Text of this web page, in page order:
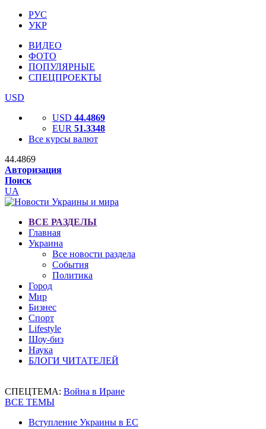
РУС
УКР
ВИДЕО
ФОТО
ПОПУЛЯРНЫЕ
СПЕЦПРОЕКТЫ
USD
USD 44.4869
EUR 51.3348
Все курсы валют
44.4869
Авторизация
Поиск
UA
ВСЕ РАЗДЕЛЫ
Главная
Украина
Все новости раздела
События
Политика
Город
Мир
Бизнес
Спорт
Lifestyle
Шоу-биз
Наука
БЛОГИ ЧИТАТЕЛЕЙ
СПЕЦТЕМА: Война в Иране
ВСЕ ТЕМЫ
Вступление Украины в ЕС